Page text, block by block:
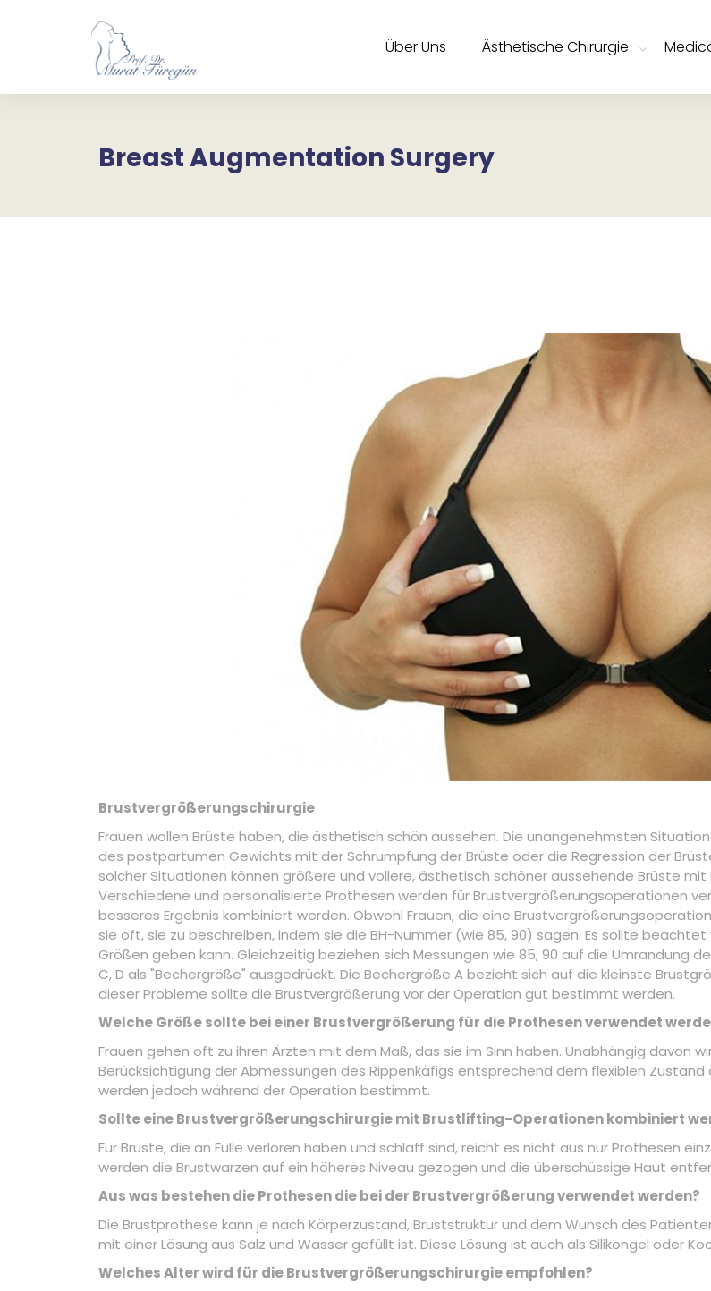
Über Uns Ästhetische Chirurgie
Breast Augmentation Surgery
Brustvergrößerungschirurgie
Frauen wollen Brüste haben, die ästhetisch schön aussehen. Die unangenehmsten
des postpartumen Gewichts mit der Schrumpfung der Brüste oder die Regression der
solcher Situationen können größere und vollere, ästhetisch schöner aussehende Brüste
Verschiedene und personalisierte Prothesen werden für Brustvergrößerungsoperationen
besseres Ergebnis kombiniert werden. Obwohl Frauen, die eine
sie oft, sie zu beschreiben, indem sie die BH-Nummer (wie 85, 90) sagen. Es sollte
Größen geben kann. Gleichzeitig beziehen sich Messungen wie 85, 90 auf die Umrandung
C, D als "Bechergröße" ausgedrückt. Die Bechergröße A bezieht sich auf die kleinste
dieser Probleme sollte die Brustvergrößerung vor der Operation gut bestimmt werden.
Welche Größe sollte bei einer Brustvergrößerung für die Prothesen verwendet
Frauen gehen oft zu ihren Ärzten mit dem Maß, das sie im Sinn haben. Unabhängig davon
Berücksichtigung der Abmessungen des Rippenkäfigs entsprechend dem flexiblen
werden jedoch während der Operation bestimmt.
Sollte eine Brustvergrößerungschirurgie mit Brustlifting-Operationen kombiniert
Für Brüste, die an Fülle verloren haben und schlaff sind, reicht es nicht aus nur Prothesen
werden die Brustwarzen auf ein höheres Niveau gezogen und die überschüssige Haut
Aus was bestehen die Prothesen die bei der Brustvergrößerung verwendet werden?
Die Brustprothese kann je nach Körperzustand, Bruststruktur und dem Wunsch des
mit einer Lösung aus Salz und Wasser gefüllt ist. Diese Lösung ist auch als Silikongel oder
Welches Alter wird für die Brustvergrößerungschirurgie empfohlen?